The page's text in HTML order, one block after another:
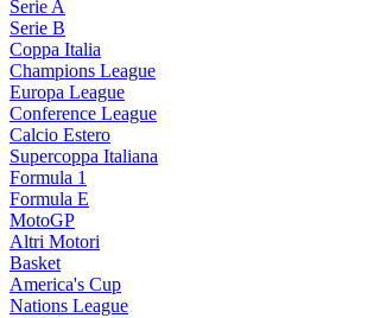
Serie A
Serie B
Coppa Italia
Champions League
Europa League
Conference League
Calcio Estero
Supercoppa Italiana
Formula 1
Formula E
MotoGP
Altri Motori
Basket
America's Cup
Nations League